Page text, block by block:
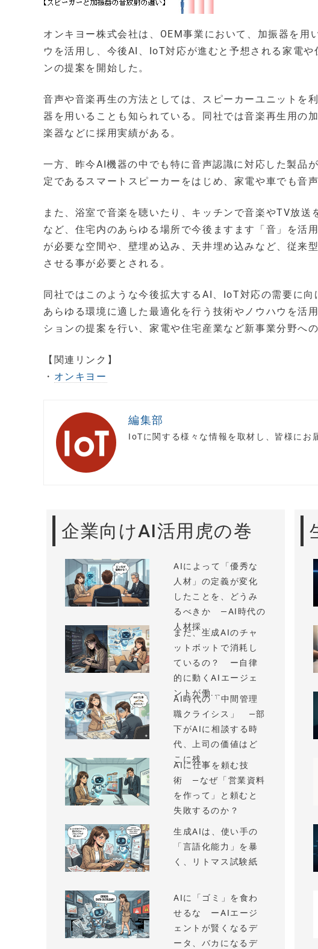
オンキヨー株式会社は、OEM事業において、加振器を
ウを活用し、今後AI、IoT対応が進むと予想される家電
ンの提案を開始した。
音声や音楽再生の方法としては、スピーカーユニットを
器を用いることも知られている。同社では音楽再生用の
楽器などに採用実績がある。
一方、昨今AI機器の中でも特に音声認識に対応した製品
定であるスマートスピーカーをはじめ、家電や車でも音
また、浴室で音楽を聴いたり、キッチンで音楽やTV放
など、住宅内のあらゆる場所で今後ますます「音」を活
が必要な空間や、壁埋め込み、天井埋め込みなど、従来
させる事が必要とされる。
同社ではこのような今後拡大するAI、IoT対応の需要に
あらゆる環境に適した最適化を行う技術やノウハウを活
ションの提案を行い、家電や住宅産業など新事業分野へ
【関連リンク】
・ オンキヨー
編集部
IoTに関する様々な情報を取材し、皆様にお
企業向けAI活用虎の巻
AIによって「優秀な
人材」の定義が変化
したことを、どうみ
るべきか —AI時代の
人材採...
まだ、生成AIのチャ
ットボットで消耗し
ているの？ ー自律
的に動くAIエージェ
ントが働...
AI時代の「中間管理
職クライシス」 —部
下がAIに相談する時
代、上司の価値はど
こに残...
AIに仕事を頼む技
術 —なぜ「営業資料
を作って」と頼むと
失敗するのか？
生成AIは、使い手の
「言語化能力」を暴
く、リトマス試験紙
AIに「ゴミ」を食わ
せるな ーAIエージ
ェントが賢くなるデ
ータ、バカになるデ